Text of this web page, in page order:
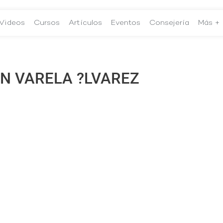
Cursos Artículos Eventos Consejería Más +
VARELA ?LVAREZ